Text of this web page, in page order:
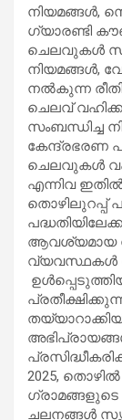
നിയമങ്ങൾ,
ഗ്യാരണ്ടി
ചെലവുകൾ
നിയമങ്ങൾ,
നൽകുന്ന
ചെലവ്
സംബന്ധിച്ച
കേന്ദ്രഭരണ
ചെലവുകൾ
എന്നിവ
തൊഴിലുറപ്പ്
ആവശ്യമായ
വ്യവസ്ഥകൾ
2025,
ചലനങ്ങൾ